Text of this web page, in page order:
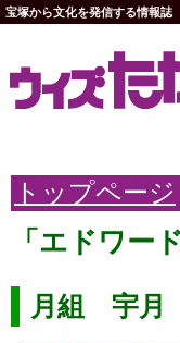
宝塚から文化を発信する情報誌
トップページ
「エドワー
月組 宇